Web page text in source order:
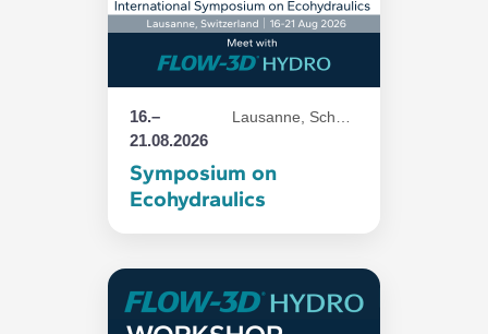
16.–
21.08.2026
Symposium on
Ecohydraulics